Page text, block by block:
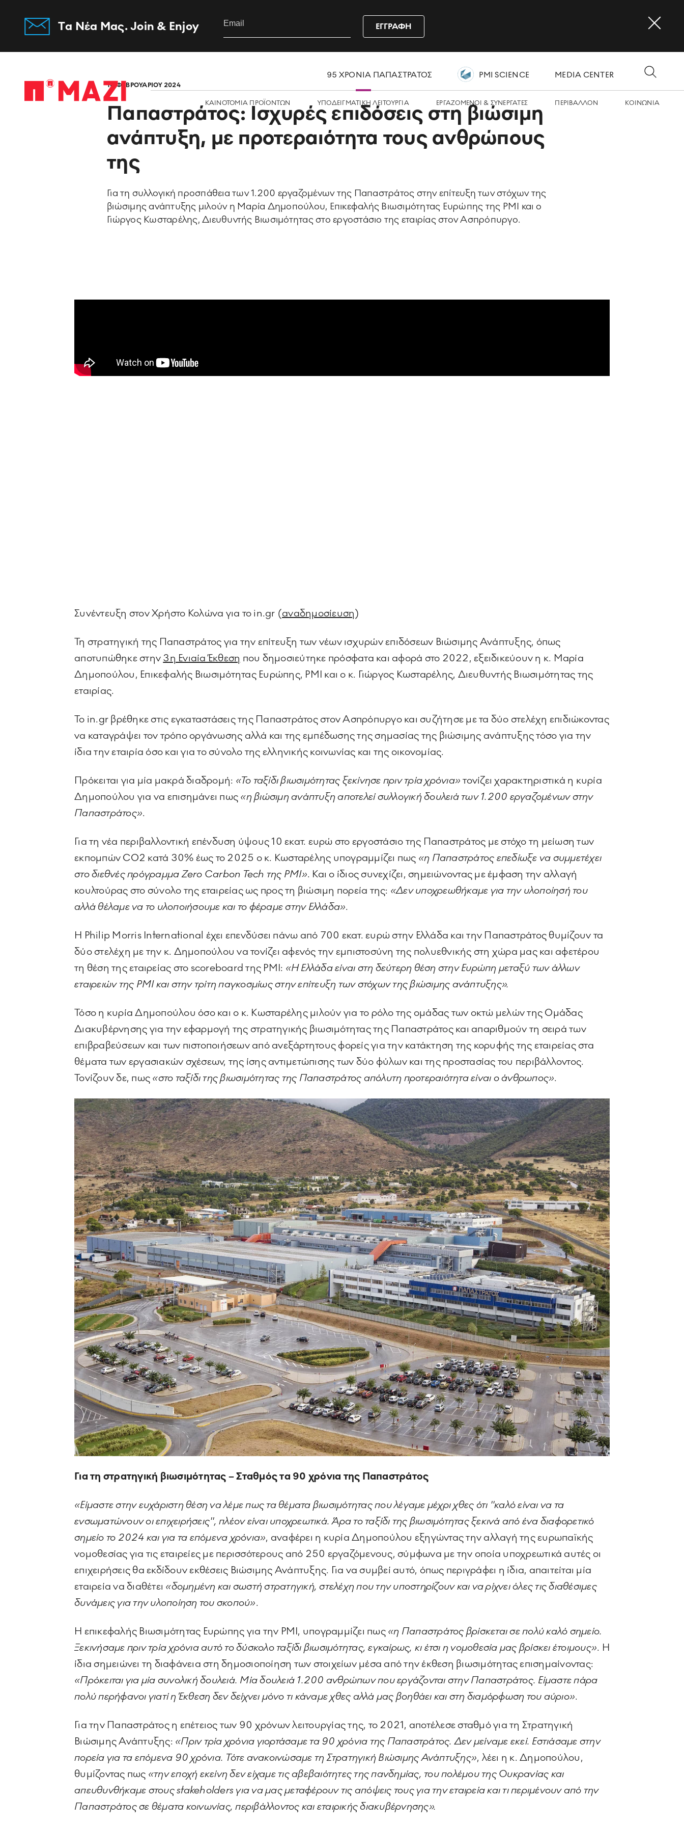
Tα Νέα Μας. Join & Enjoy ΕΓΓΡΑΦΗ
Home
95 ΧΡΟΝΙΑ ΠΑΠΑΣΤΡΑΤΟΣ PMI SCIENCE MEDIA CENTER
ΚΑΙΝΟΤΟΜΙΑ ΠΡΟΪΟΝΤΩΝ ΥΠΟΔΕΙΓΜΑΤΙΚΗ ΛΕΙΤΟΥΡΓΙΑ ΕΡΓΑZOMΕΝΟΙ & ΣΥΝΕΡΓΑΤΕΣ ΠΕΡΙΒΑΛΛΟΝ ΚΟΙΝΩΝΙA
16 ΦΕΒΡΟΥΑΡΙΟΥ 2024
Παπαστράτος: Ισχυρές επιδόσεις στη βιώσιμη
ανάπτυξη, με προτεραιότητα τους ανθρώπους
της
Για τη συλλογική προσπάθεια των 1.200 εργαζομένων της Παπαστράτος στην επίτευξη των στόχων της
βιώσιμης ανάπτυξης μιλούν η Μαρία Δημοπούλου, Επικεφαλής Βιωσιμότητας Ευρώπης της PMI και ο
Γιώργος Κωσταρέλης, Διευθυντής Βιωσιμότητας στο εργοστάσιο της εταιρίας στον Ασπρόπυργο.
Συνέντευξη στον Χρήστο Κολώνα για το in.gr (αναδημοσίευση)
Τη στρατηγική της Παπαστράτος για την επίτευξη των νέων ισχυρών επιδόσεων Βιώσιμης Ανάπτυξης, όπως
αποτυπώθηκε στην 3η Ενιαία Έκθεση που δημοσιεύτηκε πρόσφατα και αφορά στο 2022, εξειδικεύουν η κ. Μαρία
Δημοπούλου, Επικεφαλής Βιωσιμότητας Ευρώπης, PMI και ο κ. Γιώργος Κωσταρέλης, Διευθυντής Βιωσιμότητας της
εταιρίας.
Το in.gr βρέθηκε στις εγκαταστάσεις της Παπαστράτος στον Ασπρόπυργο και συζήτησε με τα δύο στελέχη επιδιώκοντας
να καταγράψει τον τρόπο οργάνωσης αλλά και της εμπέδωσης της σημασίας της βιώσιμης ανάπτυξης τόσο για την
ίδια την εταιρία όσο και για το σύνολο της ελληνικής κοινωνίας και της οικονομίας.
Πρόκειται για μία μακρά διαδρομή: «Το ταξίδι βιωσιμότητας ξεκίνησε πριν τρία χρόνια» τονίζει χαρακτηριστικά η κυρία
Δημοπούλου για να επισημάνει πως «η βιώσιμη ανάπτυξη αποτελεί συλλογική δουλειά των 1.200 εργαζομένων στην
Παπαστράτος».
Για τη νέα περιβαλλοντική επένδυση ύψους 10 εκατ. ευρώ στο εργοστάσιο της Παπαστράτος με στόχο τη μείωση των
εκπομπών CO2 κατά 30% έως το 2025 ο κ. Κωσταρέλης υπογραμμίζει πως «η Παπαστράτος επεδίωξε να συμμετέχει
στο διεθνές πρόγραμμα Zero Carbon Tech της PMI». Και ο ίδιος συνεχίζει, σημειώνοντας με έμφαση την αλλαγή
κουλτούρας στο σύνολο της εταιρείας ως προς τη βιώσιμη πορεία της: «Δεν υποχρεωθήκαμε για την υλοποίησή του
αλλά θέλαμε να το υλοποιήσουμε και το φέραμε στην Ελλάδα».
Η Philip Morris International έχει επενδύσει πάνω από 700 εκατ. ευρώ στην Ελλάδα και την Παπαστράτος θυμίζουν τα
δύο στελέχη με την κ. Δημοπούλου να τονίζει αφενός την εμπιστοσύνη της πολυεθνικής στη χώρα μας και αφετέρου
τη θέση της εταιρείας στο scoreboard της PMI: «Η Ελλάδα είναι στη δεύτερη θέση στην Ευρώπη μεταξύ των άλλων
εταιρειών της PMI και στην τρίτη παγκοσμίως στην επίτευξη των στόχων της βιώσιμης ανάπτυξης».
Τόσο η κυρία Δημοπούλου όσο και ο κ. Κωσταρέλης μιλούν για το ρόλο της ομάδας των οκτώ μελών της Oμάδας
Διακυβέρνησης για την εφαρμογή της στρατηγικής βιωσιμότητας της Παπαστράτος και απαριθμούν τη σειρά των
επιβραβεύσεων και των πιστοποιήσεων από ανεξάρτητους φορείς για την κατάκτηση της κορυφής της εταιρείας στα
θέματα των εργασιακών σχέσεων, της ίσης αντιμετώπισης των δύο φύλων και της προστασίας του περιβάλλοντος.
Τονίζουν δε, πως «στο ταξίδι της βιωσιμότητας της Παπαστράτος απόλυτη προτεραιότητα είναι ο άνθρωπος».
Για τη στρατηγική βιωσιμότητας – Σταθμός τα 90 χρόνια της Παπαστράτος
«Είμαστε στην ευχάριστη θέση να λέμε πως τα θέματα βιωσιμότητας που λέγαμε μέχρι χθες ότι ''καλό είναι να τα
ενσωματώνουν οι επιχειρήσεις'', πλέον είναι υποχρεωτικά. Άρα το ταξίδι της βιωσιμότητας ξεκινά από ένα διαφορετικό
σημείο το 2024 και για τα επόμενα χρόνια», αναφέρει η κυρία Δημοπούλου εξηγώντας την αλλαγή της ευρωπαϊκής
νομοθεσίας για τις εταιρείες με περισσότερους από 250 εργαζόμενους, σύμφωνα με την οποία υποχρεωτικά αυτές οι
επιχειρήσεις θα εκδίδουν εκθέσεις Βιώσιμης Ανάπτυξης. Για να συμβεί αυτό, όπως περιγράφει η ίδια, απαιτείται μία
εταιρεία να διαθέτει «δομημένη και σωστή στρατηγική, στελέχη που την υποστηρίζουν και να ρίχνει όλες τις διαθέσιμες
δυνάμεις για την υλοποίηση του σκοπού».
Η επικεφαλής Βιωσιμότητας Ευρώπης για την PMI, υπογραμμίζει πως «η Παπαστράτος βρίσκεται σε πολύ καλό σημείο.
Ξεκινήσαμε πριν τρία χρόνια αυτό το δύσκολο ταξίδι βιωσιμότητας, εγκαίρως, κι έτσι η νομοθεσία μας βρίσκει έτοιμους». Η
ίδια σημειώνει τη διαφάνεια στη δημοσιοποίηση των στοιχείων μέσα από την έκθεση βιωσιμότητας επισημαίνοντας:
«Πρόκειται για μία συνολική δουλειά. Μία δουλειά 1.200 ανθρώπων που εργάζονται στην Παπαστράτος. Είμαστε πάρα
πολύ περήφανοι γιατί η Έκθεση δεν δείχνει μόνο τι κάναμε χθες αλλά μας βοηθάει και στη διαμόρφωση του αύριο».
Για την Παπαστράτος η επέτειος των 90 χρόνων λειτουργίας της, το 2021, αποτέλεσε σταθμό για τη Στρατηγική
Βιώσιμης Ανάπτυξης: «Πριν τρία χρόνια γιορτάσαμε τα 90 χρόνια της Παπαστράτος. Δεν μείναμε εκεί. Εστιάσαμε στην
πορεία για τα επόμενα 90 χρόνια. Τότε ανακοινώσαμε τη Στρατηγική Βιώσιμης Ανάπτυξης», λέει η κ. Δημοπούλου,
θυμίζοντας πως «την εποχή εκείνη δεν είχαμε τις αβεβαιότητες της πανδημίας, του πολέμου της Ουκρανίας και
απευθυνθήκαμε στους stakeholders για να μας μεταφέρουν τις απόψεις τους για την εταιρεία και τι περιμένουν από την
Παπαστράτος σε θέματα κοινωνίας, περιβάλλοντος και εταιρικής διακυβέρνησης».